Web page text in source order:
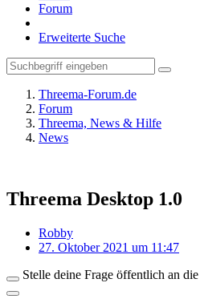
Forum
Erweiterte Suche
Threema-Forum.de
Forum
Threema, News & Hilfe
News
Threema Desktop 1.0
Robby
27. Oktober 2021 um 11:47
Stelle deine Frage öffentlich an